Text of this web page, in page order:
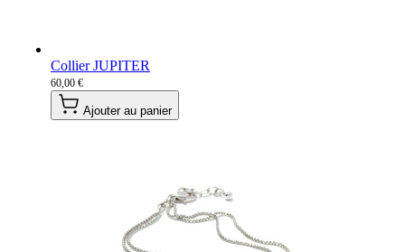
Collier JUPITER
60,00 €
Ajouter au panier